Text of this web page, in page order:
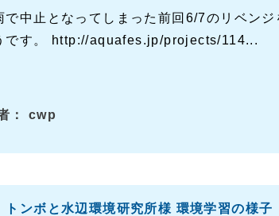
で中止となってしまった前回6/7のリベン
です。 http://aquafes.jp/projects/114...
： cwp
トンボと水辺環境研究所様 環境学習の様子